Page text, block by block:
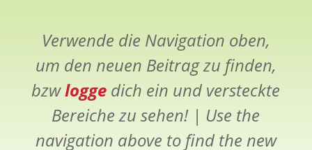
Verwende die Navigation oben,
um den neuen Beitrag zu finden,
bzwlogge dich ein und versteckte
Bereiche zu sehen! | Use the
navigation above to find the new